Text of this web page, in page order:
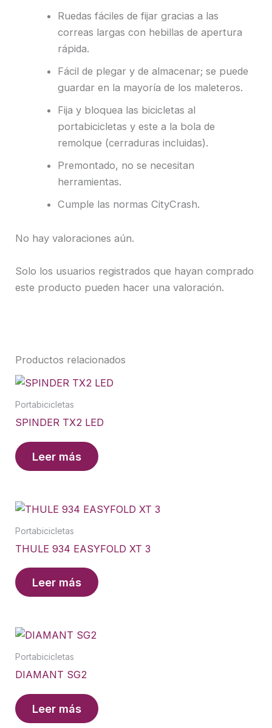
Ruedas fáciles de fijar gracias a las
correas largas con hebillas de apertura
rápida.
Fácil de plegar y de almacenar; se puede
guardar en la mayoría de los maleteros.
Fija y bloquea las bicicletas al
portabicicletas y este a la bola de
remolque (cerraduras incluidas).
Premontado, no se necesitan
herramientas.
Cumple las normas CityCrash.
No hay valoraciones aún.
Solo los usuarios registrados que hayan comprado
este producto pueden hacer una valoración.
Productos relacionados
Portabicicletas
SPINDER TX2 LED
Leer más
Portabicicletas
THULE 934 EASYFOLD XT 3
Leer más
Portabicicletas
DIAMANT SG2
Leer más